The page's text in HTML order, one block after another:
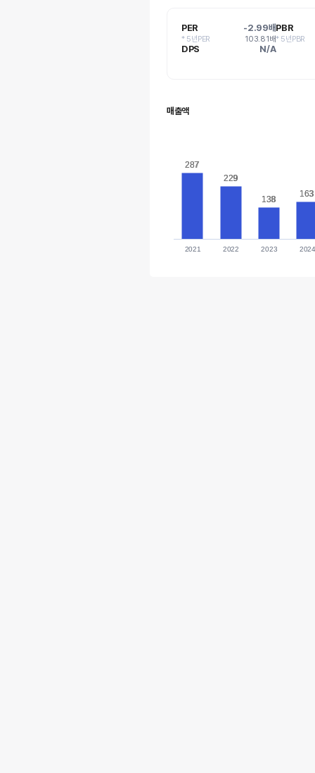
PER -2.99배
* 5년PER 103.81배
PBR
* 5년PBR
DPS N/A
매출액
287
287
229
229
138
138
163
163
2021 2022 2023